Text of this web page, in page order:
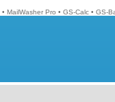
• MailWasher Pro • GS-Calc • GS-